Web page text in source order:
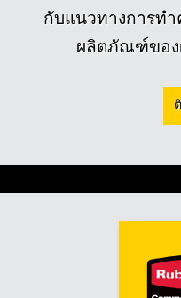
กับแนวทางการท
ผลิตภัณฑ์ของ